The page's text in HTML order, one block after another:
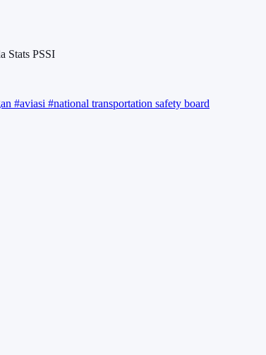
Stats PSSI
#aviasi #national transportation safety board